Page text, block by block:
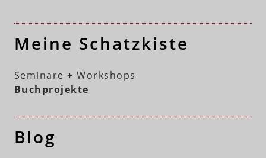
Meine Schatzkiste
Seminare + Workshops
Buchprojekte
Blog